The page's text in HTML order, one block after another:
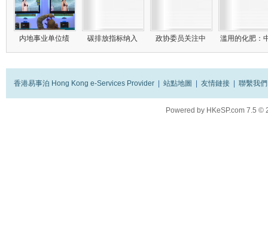
内地事业单位绩 碳排放指标纳入 政协委员关注中 滥用的化肥：
香港易事泊 Hong Kong e-Services Provider 站點地圖 友情鏈接 聯繫我們
Powered by HKeSP.com 7.5 ©